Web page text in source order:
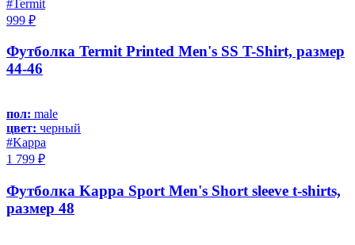
#Termit
999 ₽
Футболка Termit Printed Men's SS T-Shirt, размер
44-46
пол: male
цвет: черный
#Kappa
1 799 ₽
Футболка Kappa Sport Men's Short sleeve t-shirts,
размер 48